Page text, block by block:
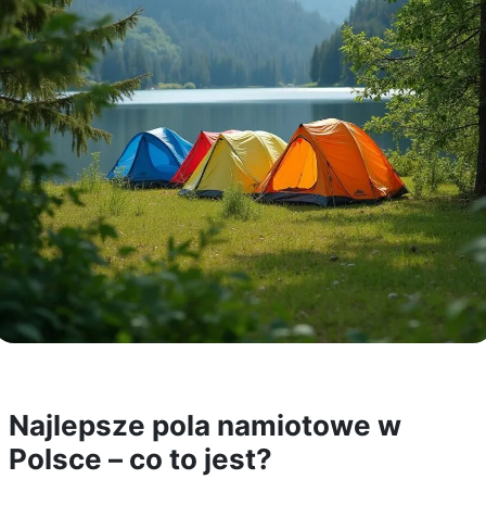
Najlepsze pola namiotowe w
Polsce – co to jest?